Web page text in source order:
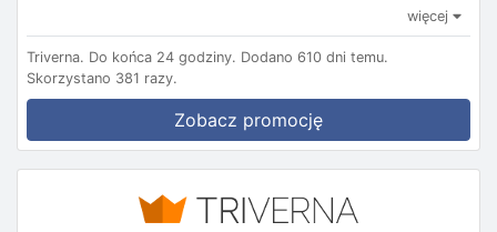
więcej
Triverna. Do końca 24 godziny. Dodano 610 dni temu.
Skorzystano 381 razy.
Zobacz promocję